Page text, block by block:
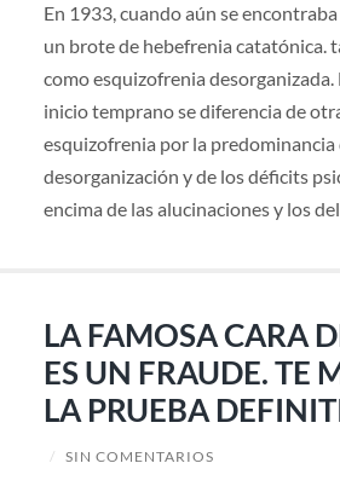
En 1933, cuando aún se
un brote de hebefrenia catatónica.
como esquizofrenia
inicio temprano se diferencia de
esquizofrenia por la predominancia
desorganización y de los déficits
encima de las alucinaciones y los
LA FAMOSA CARA
ES UN FRAUDE. TE
LA PRUEBA
/ SIN COMENTARIOS